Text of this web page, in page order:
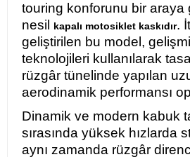
touring konforunu bir araya
nesil
kapalı motosiklet kaskıdır.
geliştirilen bu model,
teknolojileri kullanılarak
rüzgâr tünelinde yapılan
aerodinamik performansı
Dinamik ve modern kabuk
sırasında yüksek hızlarda
aynı zamanda rüzgâr